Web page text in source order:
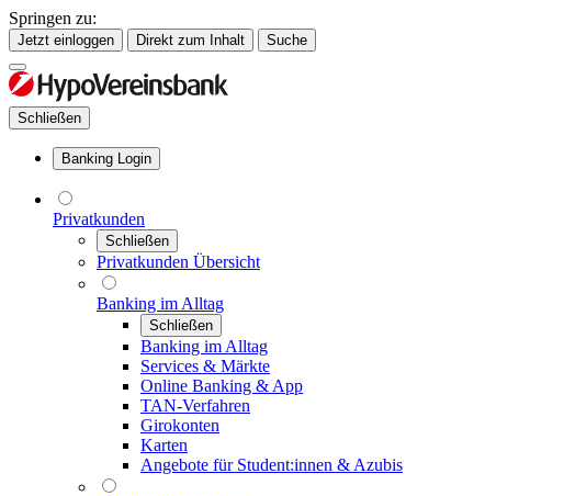
Springen zu:
Jetzt einloggen Direkt zum Inhalt Suche
Schließen
Banking Login
Privatkunden
Schließen
Privatkunden Übersicht
Banking im Alltag
Schließen
Banking im Alltag
Services & Märkte
Online Banking & App
TAN-Verfahren
Girokonten
Karten
Angebote für Student:innen & Azubis